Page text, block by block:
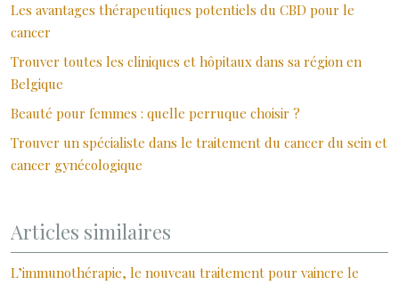
Les avantages thérapeutiques potentiels du CBD pour le
cancer
Trouver toutes les cliniques et hôpitaux dans sa région en
Belgique
Beauté pour femmes : quelle perruque choisir ?
Trouver un spécialiste dans le traitement du cancer du sein et
cancer gynécologique
Articles similaires
L’immunothérapie, le nouveau traitement pour vaincre le